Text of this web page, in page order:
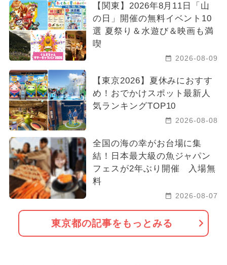
【関東】2026年8月11日「山
の日」開催の無料イベント10
選 夏祭り＆水遊び＆映画も満
喫
2026-08-09
【東京2026】夏休みにおすす
め！おでかけスポット最新人
気ランキングTOP10
2026-08-08
全国の海の幸がお台場に集
結！日本最大級の魚ジャパン
フェスが2年ぶり開催 入場無
料
2026-08-07
東京都の記事をもっとみる